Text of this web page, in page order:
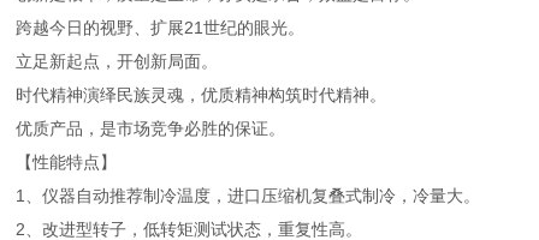
跨越今日的视野、扩展21世纪的眼光。
立足新起点，开创新局面。
时代精神演绎民族灵魂，优质精神构筑时代精神。
优质产品，是市场竞争必胜的保证。
【性能特点】
1、仪器自动推荐制冷温度，进口压缩机复叠式制冷，冷量大。
2、改进型转子，低转矩测试状态，重复性高。